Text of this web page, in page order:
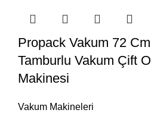
Propack Vakum 72
Tamburlu Vakum Çift
Makinesi
Vakum Makineleri